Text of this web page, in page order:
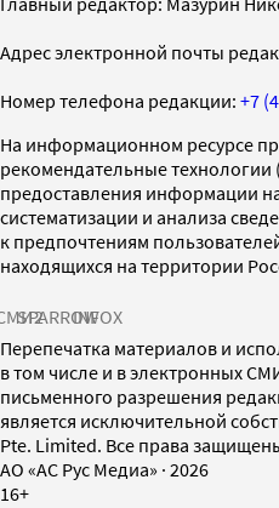
Адрес электронной почты
Номер телефона редакции: +7
На информационном ресурсе
рекомендательные
предоставления информации
систематизации и анализа
к предпочтениям
находящихся на территории
SPARROWINFOX
Перепечатка материалов и
в том числе и в электронных
письменного разрешения
является исключительной
Pte. Limited. Все права
AO «АС Рус Медиа» · 2026
16+